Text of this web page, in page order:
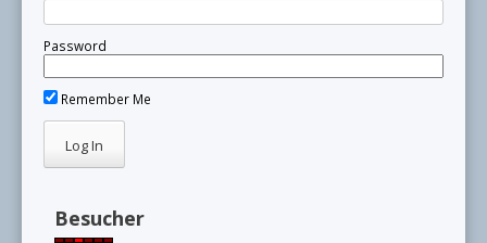
Password
Remember Me
Besucher